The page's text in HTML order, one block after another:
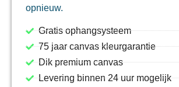
opnieuw.
Gratis ophangsysteem
75 jaar canvas kleurgarantie
Dik premium canvas
Levering binnen 24 uur mogelijk